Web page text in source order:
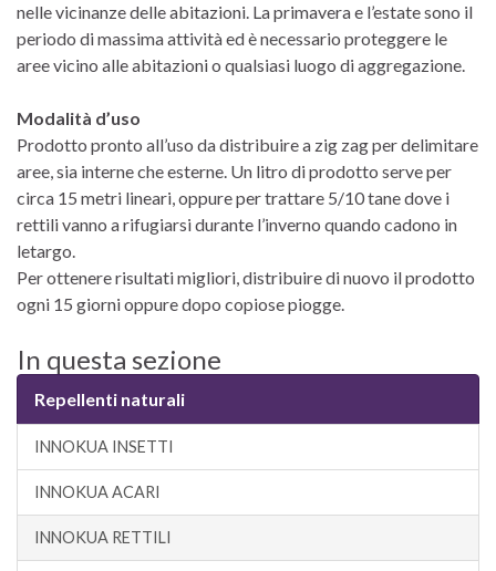
nelle vicinanze delle abitazioni. La primavera e l’estate sono il
periodo di massima attività ed è necessario proteggere le
aree vicino alle abitazioni o qualsiasi luogo di aggregazione.
Modalità d’uso
Prodotto pronto all’uso da distribuire a zig zag per delimitare
aree, sia interne che esterne. Un litro di prodotto serve per
circa 15 metri lineari, oppure per trattare 5/10 tane dove i
rettili vanno a rifugiarsi durante l’inverno quando cadono in
letargo.
Per ottenere risultati migliori, distribuire di nuovo il prodotto
ogni 15 giorni oppure dopo copiose piogge.
In questa sezione
Repellenti naturali
INNOKUA INSETTI
INNOKUA ACARI
INNOKUA RETTILI